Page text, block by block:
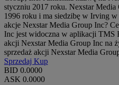
styczniu 2017 roku. Nexstar Media
1996 roku i ma siedzibę w Irving
akcje Nexstar Media Group Inc?
Inc jest widoczna w aplikacji TMS
akcji Nexstar Media Group Inc na
sprzedaż akcji Nexstar Media
Sprzedaj Kup
BID 0.0000
ASK 0.0000